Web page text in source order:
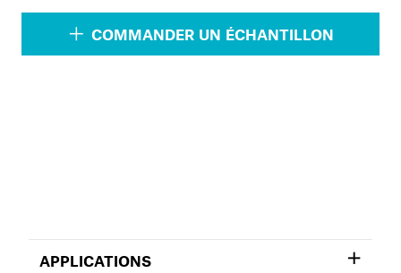
COMMANDER UN ÉCHANTILLON
APPLICATIONS